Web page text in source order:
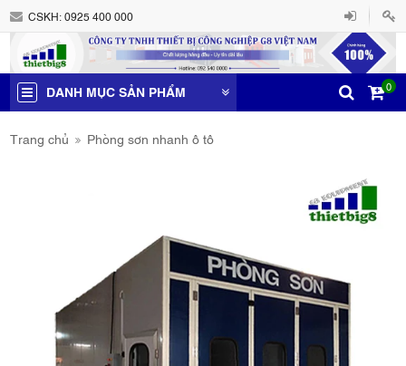
CSKH:0925 400 000
DANH MỤC SẢN PHẨM 0
Trang chủ Phòng sơn nhanh ô tô